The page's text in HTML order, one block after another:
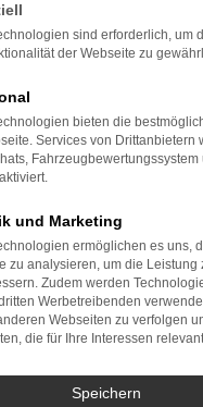
Laden bestimmter Seiten
Funktioniert die Seite in
Browser oder in einem
Gerät neu.
manchmal helfen,
zu beheben.
auf dem
Software birgt nicht nur
sondern kann
bestimmte
werden.
an den
alle oben genannten
sind erforderlich, um
der Webseite zu
bieten die
Services von Drittanbietern
Fahrzeugbewertungssystem
und Marketing
ermöglichen es uns,
zu analysieren, um die Leistung
Zudem werden
Werbetreibenden
Webseiten zu verfolgen
die für Ihre Interessen
Speichern